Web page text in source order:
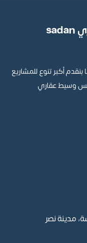
سدن انفستمنت للاستثمار العقاري sadan
أكبر تنوع للمشاريع
وسيط عقاري